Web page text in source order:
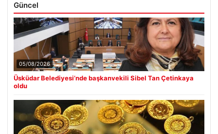
Güncel
05/08/2026
Üsküdar Belediyesi’nde başkanvekili Sibel Tan Çetinkaya
oldu